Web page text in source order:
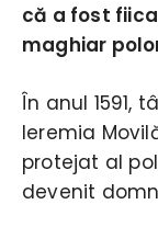
că a fost
maghiar
În anul 1591,
Ieremia
protejat al
devenit